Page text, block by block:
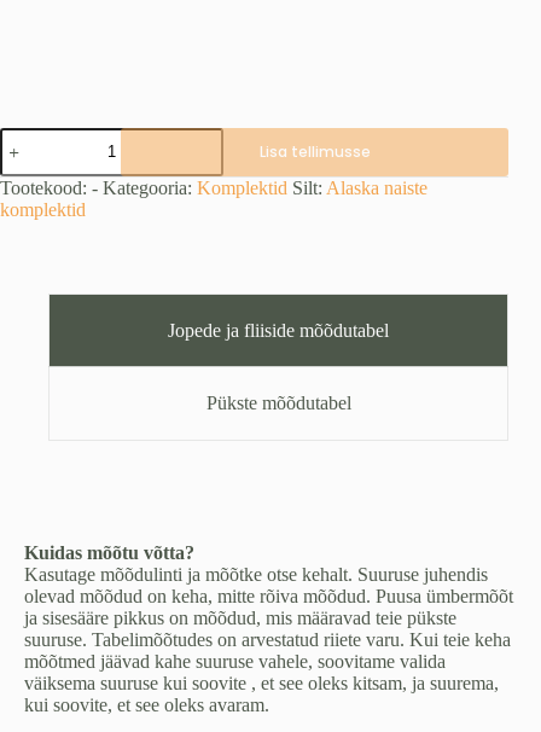
SUPERIOR
II
BlindTech
Invisible
komplekt
Lisa tellimusse
Tootekood: - Kategooria: Komplektid Silt: Alaska naiste
komplektid
Jopede ja fliiside mõõdutabel
Pükste mõõdutabel
Kuidas mõõtu võtta?
Kasutage mõõdulinti ja mõõtke otse kehalt. Suuruse juhendis
olevad mõõdud on keha, mitte rõiva mõõdud. Puusa ümbermõõt
ja sisesääre pikkus on mõõdud, mis määravad teie pükste
suuruse. Tabelimõõtudes on arvestatud riiete varu. Kui teie keha
mõõtmed jäävad kahe suuruse vahele, soovitame valida
väiksema suuruse kui soovite , et see oleks kitsam, ja suurema,
kui soovite, et see oleks avaram.